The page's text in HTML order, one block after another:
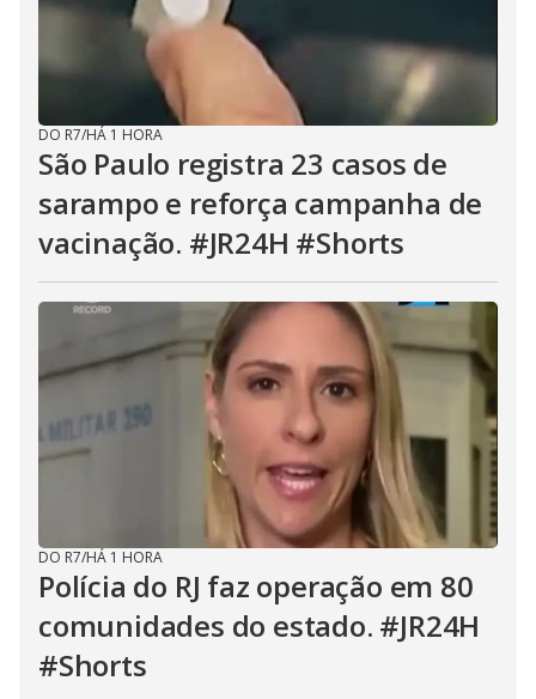
DO R7/HÁ 1 HORA
São Paulo registra 23 casos de
sarampo e reforça campanha de
vacinação. #JR24H #Shorts
DO R7/HÁ 1 HORA
Polícia do RJ faz operação em 80
comunidades do estado. #JR24H
#Shorts